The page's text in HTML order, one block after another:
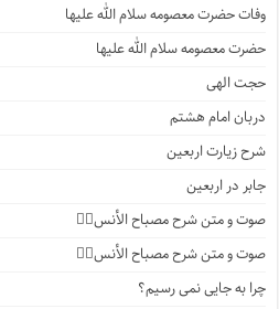
وفات حضرت معصومه سلام الله علیها
حضرت معصومه سلام الله علیها
حجت الهی
دربان امام هشتم
شرح زیارت اربعین
جابر در اربعین
صوت و متن شرح مصباح الأنس۴️⃣
صوت و متن شرح مصباح الأنس۳️⃣
چرا به جایی نمی رسیم؟